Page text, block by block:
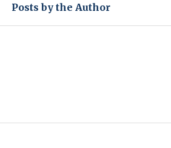
Posts by the Author